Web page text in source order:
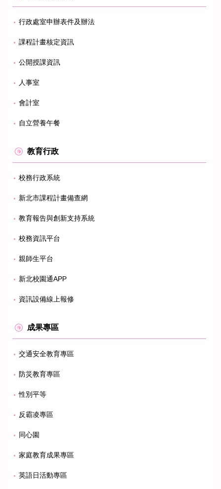
行政處室申辦表件及辦法
課程計畫核定資訊
公開授課資訊
人事室
會計室
自立營養午餐
教育行政
校務行政系統
新北市課程計畫備查網
教育報告與創新支持系統
校務資訊平台
親師生平台
新北校園通APP
資訊設備線上報修
成果專區
交通安全教育專區
防災教育專區
性別平等
反霸凌專區
同心園
家庭教育成果專區
英語日活動專區